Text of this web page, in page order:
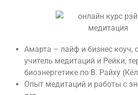
Амарта – лайф и бизнес коуч,
учитель медитаций и Рейки,
биоэнергетике по В. Райху
Опыт медитаций и работы с